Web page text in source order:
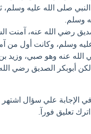
صلى الله عليه وسلم،
وسلم.
رضي الله عنه، آمنت
وسلم، وكانت أول من
عنه وهو صبي، وزيد
أبوبكر الصديق رضي
الإجابة علي سؤال اشتهر
تعليق فورآ.